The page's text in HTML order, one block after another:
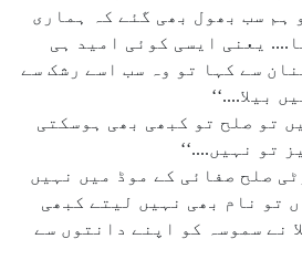
ہم سب بھول بھی گئے کہ ہماری
یعنی ایسی کوئی امید ہی
سے کہا تو وہ سب اسے رشک سے
بیلا....‘‘
تو صلح تو کبھی بھی ہوسکتی
تو نہیں....‘‘
صلح صفائی کے موڈ میں نہیں
تو نام بھی نہیں لیتے کبھی
نے سموسہ کو اپنے دانتوں سے